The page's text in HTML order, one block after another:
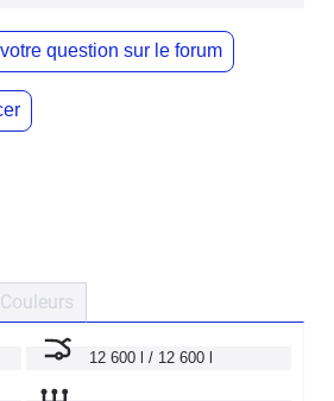
question sur le forum
Couleurs
12 600 l / 12 600 l